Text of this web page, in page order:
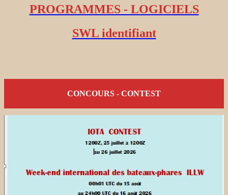
PROGRAMMES - LOGICIELS
SWL identifiant
CONCOURS - CONTEST